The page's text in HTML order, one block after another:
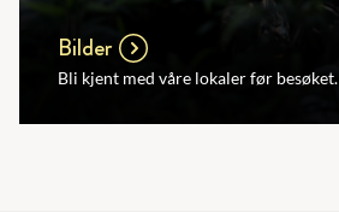
Bilder
Bli kjent med våre lokaler før besøket.